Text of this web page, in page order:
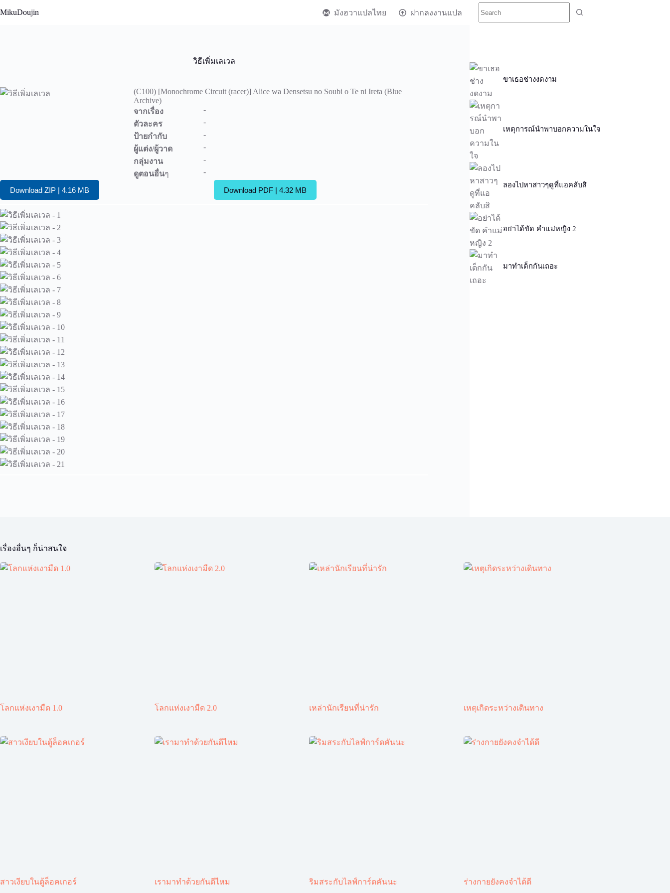
to
MikuDoujin มังฮวาแปลไทย ฝากลงงานแปล
วิธีเพิ่มเลเวล
(C100) [Monochrome Circuit (racer)] Alice wa Densetsu no Soubi o Te ni Ireta (Blue
Archive)
จากเรื่อง
-
ตัวละคร
-
ป้ายกำกับ
-
ผู้แต่ง/ผู้วาด
-
กลุ่มงาน
-
ดูตอนอื่นๆ -
Download ZIP | 4.16 MB Download PDF | 4.32 MB
ขาเธอช่างงดงาม
เหตุการณ์นำพาบอกความในใจ
ลองไปหาสาวๆดูที่แอคลับสิ
อย่าได้ขัด คำแม่หญิง 2
มาทำเด็กกันเถอะ
เรื่องอื่นๆ ก็น่าสนใจ
โลกแห่งเงามืด 1.0 โลกแห่งเงามืด 2.0 เหล่านักเรียนที่น่ารัก เหตุเกิดระหว่างเดินทาง
สาวเงียบในตู้ล็อคเกอร์ เรามาทำด้วยกันดีไหม ริมสระกับไลฟ์การ์ดคันนะ ร่างกายยังคงจำได้ดี